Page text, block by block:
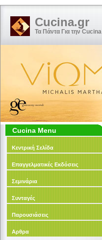
Cucina.gr
Τα Πάντα Για την Cucina
Cucina Menu
Κεντρική Σελίδα
Επαγγελματικές Εκδόσεις
Σεμινάρια
Συνταγές
Παρουσιάσεις
Αρθρα